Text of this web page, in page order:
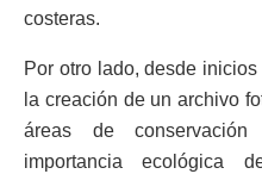
costeras.
Por otro lado, desde
la creación de un archivo
áreas de
importancia ecológica